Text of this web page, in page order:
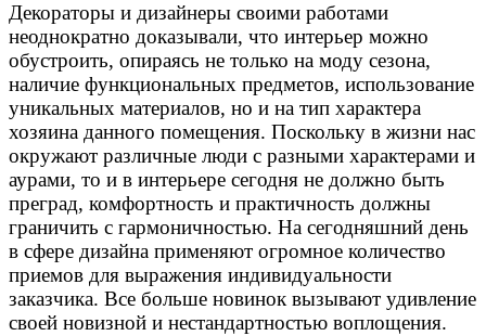
Декораторы и дизайнеры своими работами
неоднократно доказывали, что интерьер можно
обустроить, опираясь не только на моду сезона,
наличие функциональных предметов, использование
уникальных материалов, но и на тип характера
хозяина данного помещения. Поскольку в жизни нас
окружают различные люди с разными характерами и
аурами, то и в интерьере сегодня не должно быть
преград, комфортность и практичность должны
граничить с гармоничностью. На сегодняшний день
в сфере дизайна применяют огромное количество
приемов для выражения индивидуальности
заказчика. Все больше новинок вызывают удивление
своей новизной и нестандартностью воплощения.